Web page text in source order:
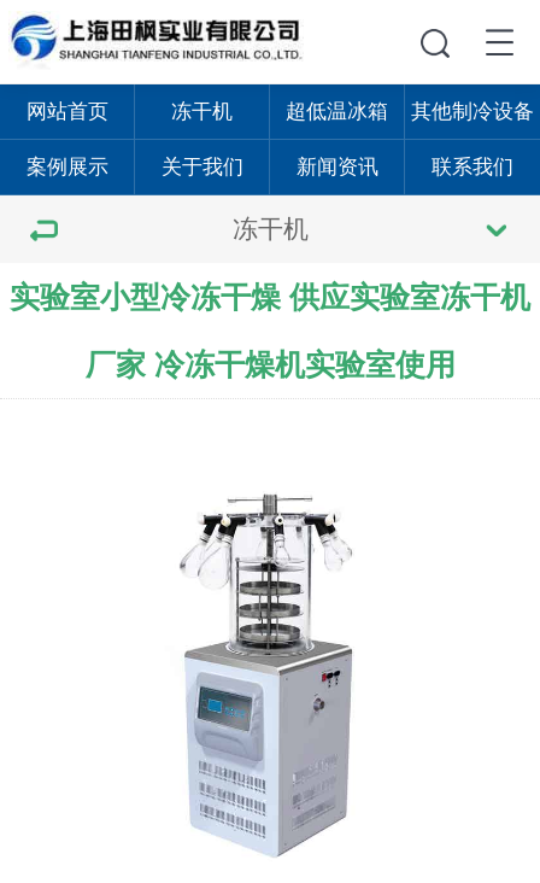
网站首页 冻干机 超低温冰箱 其他制冷设备
案例展示 关于我们 新闻资讯 联系我们
冻干机
实验室小型冷冻干燥 供应实验室冻干机
厂家 冷冻干燥机实验室使用